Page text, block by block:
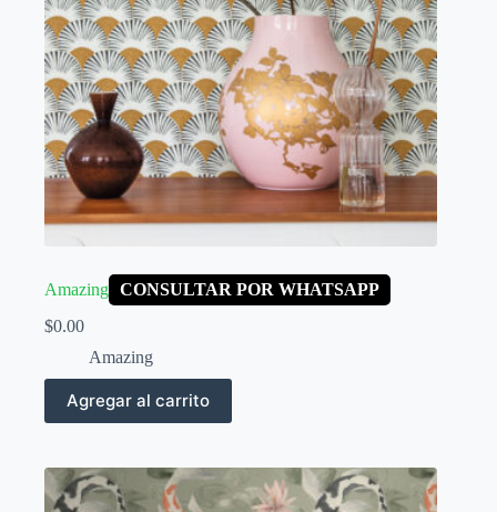
Amazing CONSULTAR POR WHATSAPP
$0.00
Amazing
Agregar al carrito